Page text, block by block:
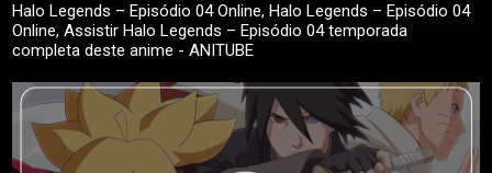
Halo Legends – Episódio 04 Online, Halo Legends – Episódio 04
Online, Assistir Halo Legends – Episódio 04 temporada
completa deste anime - ANITUBE